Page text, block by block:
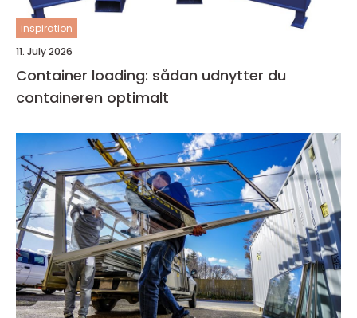
inspiration
11. July 2026
Container loading: sådan udnytter du
containeren optimalt